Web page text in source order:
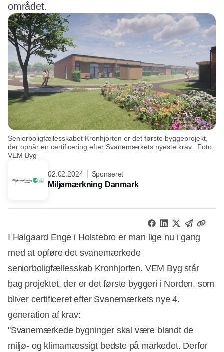
området.
Seniorboligfællesskabet Kronhjorten er det første byggeprojekt,
der opnår en certificering efter Svanemærkets nyeste krav.. Foto:
VEM Byg
02.02.2024 Sponseret
Miljømærkning Danmark
I Halgaard Enge i Holstebro er man lige nu i gang
med at opføre det svanemærkede
seniorboligfællesskab Kronhjorten. VEM Byg står
bag projektet, der er det første byggeri i Norden, som
bliver certificeret efter Svanemærkets nye 4.
generation af krav:
"Svanemærkede bygninger skal være blandt de
miljø- og klimamæssigt bedste på markedet. Derfor